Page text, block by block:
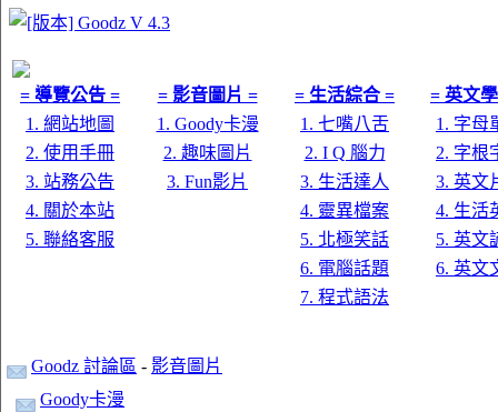
= 導覽公告 = = 影音圖片 = = 生活綜合 =
= 英文
1. 網站地圖
1. Goody卡漫 1. 七嘴八舌
1. 字母
2. 使用手冊
2. 趣味圖片 2. I Q 腦力
2. 字根
3. 站務公告
3. Fun影片 3. 生活達人
3. 英文
4. 關於本站
4. 靈異檔案
4. 生活
5. 聯絡客服
5. 北極笑話
5. 英文
6. 電腦話題
6. 英文
7. 程式語法
Goodz 討論區 - 影音圖片
Goody卡漫